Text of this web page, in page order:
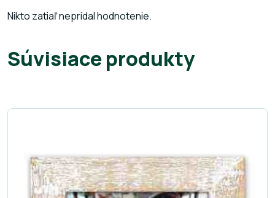
Nikto zatiaľ nepridal hodnotenie.
Súvisiace produkty